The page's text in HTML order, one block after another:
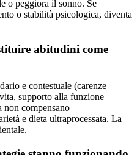
o peggiora il sonno. Se
o stabilità psicologica, diventa
abitudini come
e contestuale (carenze
supporto alla funzione
non compensano
e dieta ultraprocessata. La